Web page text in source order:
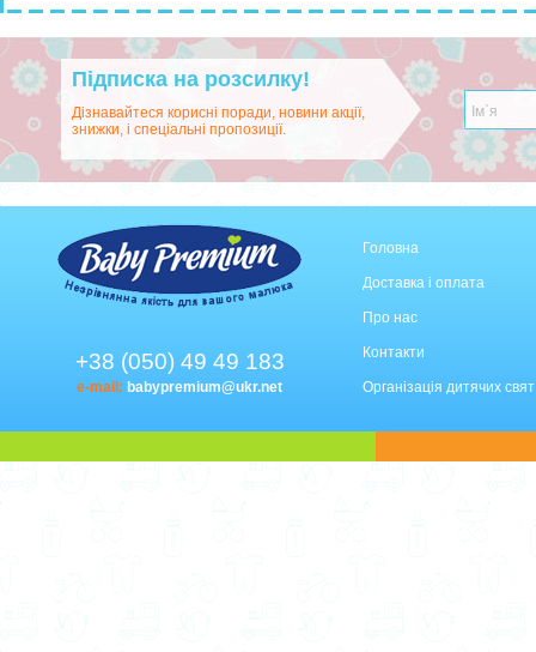
Підписка на розсилку!
Дізнавайтеся корисні поради, новини акції,
знижки, і спеціальні пропозиції.
+38 (050) 49 49 183
e-mail: babypremium@ukr.net
Головна
Доставка і оплата
Про нас
Контакти
Організація дитячих свят